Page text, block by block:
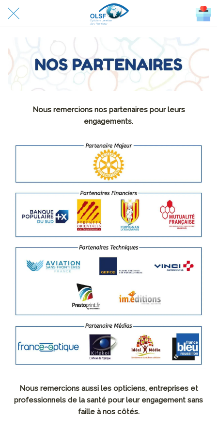
Nous remercions nos partenaires pour leurs
engagements.
Nous remercions aussi les opticiens, entreprises et
professionnels de la santé pour leur engagement sans
faille à nos côtés.